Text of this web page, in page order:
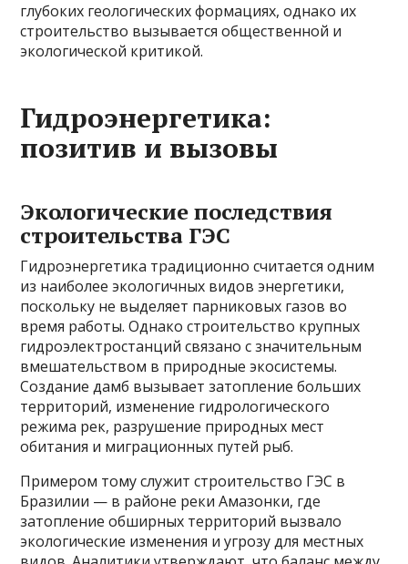
глубоких геологических формациях, однако их
строительство вызывается общественной и
экологической критикой.
Гидроэнергетика:
позитив и вызовы
Экологические последствия
строительства ГЭС
Гидроэнергетика традиционно считается одним
из наиболее экологичных видов энергетики,
поскольку не выделяет парниковых газов во
время работы. Однако строительство крупных
гидроэлектростанций связано с значительным
вмешательством в природные экосистемы.
Создание дамб вызывает затопление больших
территорий, изменение гидрологического
режима рек, разрушение природных мест
обитания и миграционных путей рыб.
Примером тому служит строительство ГЭС в
Бразилии — в районе реки Амазонки, где
затопление обширных территорий вызвало
экологические изменения и угрозу для местных